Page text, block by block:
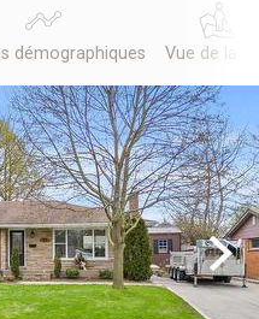
démographiques Vue de la
Next